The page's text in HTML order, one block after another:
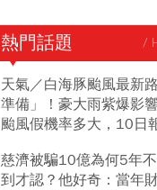
熱門話題 /
天氣／白海豚颱風最新
準備」！豪大雨紫爆影
颱風假機率多大，10日
慈濟被騙10億為何5年
到才認？他好奇：當年